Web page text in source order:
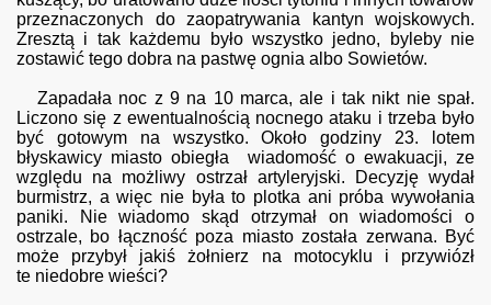
przeznaczonych do zaopatrywania kantyn wojskowych.
Zresztą i tak każdemu było wszystko jedno, byleby nie
zostawić tego dobra na pastwę ognia albo Sowietów.
Zapadała noc z 9 na 10 marca, ale i tak nikt nie spał.
Liczono się z ewentualnością nocnego ataku i trzeba było
być gotowym na wszystko. Około godziny 23. lotem
błyskawicy miasto obiegła wiadomość o ewakuacji, ze
względu na możliwy ostrzał artyleryjski. Decyzję wydał
burmistrz, a więc nie była to plotka ani próba wywołania
paniki. Nie wiadomo skąd otrzymał on wiadomości o
ostrzale, bo łączność poza miasto została zerwana. Być
może przybył jakiś żołnierz na motocyklu i przywiózł
te niedobre wieści?